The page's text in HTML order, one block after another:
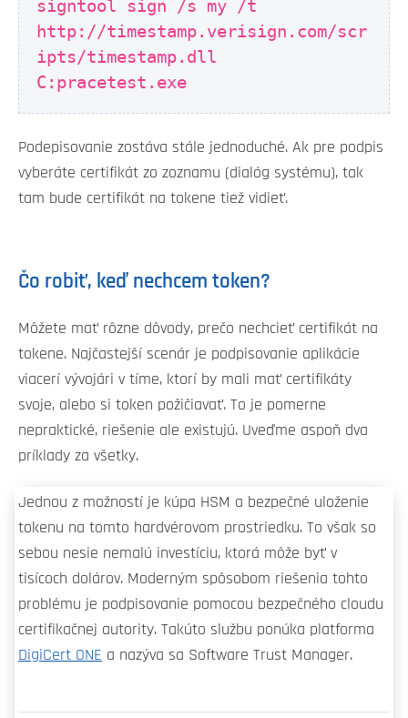
signtool sign /s my /t
http://timestamp.verisign.com/scr
ipts/timestamp.dll
C:pracetest.exe
Podepisovanie zostáva stále jednoduché. Ak pre podpis
vyberáte certifikát zo zoznamu (dialóg systému), tak
tam bude certifikát na tokene tiež vidieť.
Čo robiť, keď nechcem token?
Môžete mať rôzne dôvody, prečo nechcieť certifikát na
tokene. Najčastejší scenár je podpisovanie aplikácie
viacerí vývojári v tíme, ktorí by mali mať certifikáty
svoje, alebo si token požičiavať. To je pomerne
nepraktické, riešenie ale existujú. Uveďme aspoň dva
príklady za všetky.
Jednou z možností je kúpa HSM a bezpečné uloženie
tokenu na tomto hardvérovom prostriedku. To však so
sebou nesie nemalú investíciu, ktorá môže byť v
tisícoch dolárov. Moderným spôsobom riešenia tohto
problému je podpisovanie pomocou bezpečného cloudu
certifikačnej autority. Takúto službu ponúka platforma
DigiCert ONE a nazýva sa Software Trust Manager.